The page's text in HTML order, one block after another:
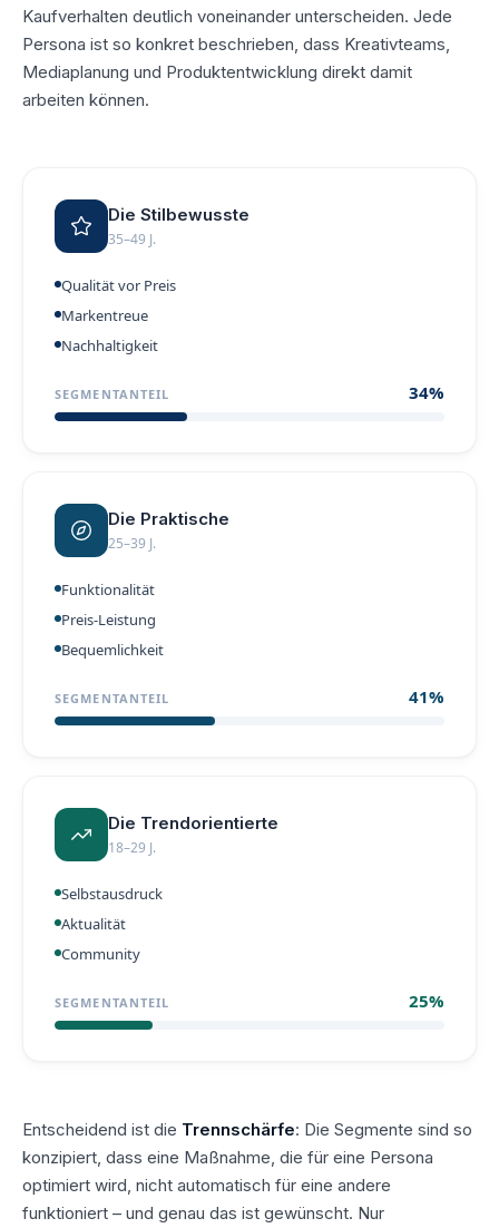
Kaufverhalten deutlich voneinander unterscheiden. Jede
Persona ist so konkret beschrieben, dass Kreativteams,
Mediaplanung und Produktentwicklung direkt damit
arbeiten können.
Die Stilbewusste
35–49 J.
Qualität vor Preis
Markentreue
Nachhaltigkeit
SEGMENTANTEIL 34%
Die Praktische
25–39 J.
Funktionalität
Preis-Leistung
Bequemlichkeit
SEGMENTANTEIL 41%
Die Trendorientierte
18–29 J.
Selbstausdruck
Aktualität
Community
SEGMENTANTEIL 25%
Entscheidend ist die Trennschärfe: Die Segmente sind so
konzipiert, dass eine Maßnahme, die für eine Persona
optimiert wird, nicht automatisch für eine andere
funktioniert – und genau das ist gewünscht. Nur